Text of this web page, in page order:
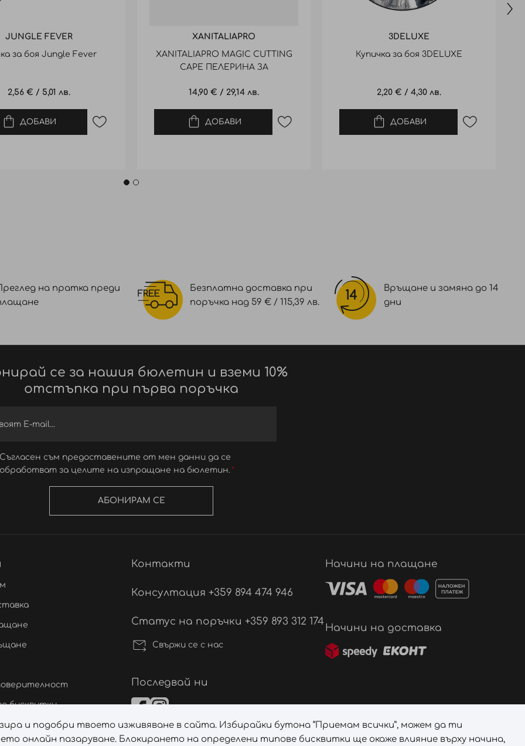
JUNGLE FEVER
за боя Jungle Fever
2,56 € / 5,01 лв.
ДОБАВИ
XANITALIAPRO
XANITALIAPRO MAGIC CUTTING
CAPE ПЕЛЕРИНА ЗА
14,90 € / 29,14 лв.
ДОБАВИ
3DELUXE
Купичка за боя 3DELUXE
2,20 € / 4,30 лв.
ДОБАВИ
на пратка преди
Безплатна доставка при
поръчка над 59 € / 115,39 лв.
Връщане и замяна до 14
дни
се за нашия бюлетин и вземи 10%
отстъпка при първа поръчка
Съгласен съм предоставените от мен данни да се
обработват за целите на изпращане на бюлетин.
АБОНИРАМ СЕ
бисквитки
на спорове
Контакти
Консултация +359 894 474 946
Статус на поръчки +359 893 312 174
Свържи се с нас
Последвай ни
Начини на плащане
Начини на доставка
и подобри твоето изживяване в сайта. Избирайки бутона “Приемам всички”, можем да ти
онлайн пазаруване. Блокирането на определени типове бисквитки ще окаже влияние върху начина,